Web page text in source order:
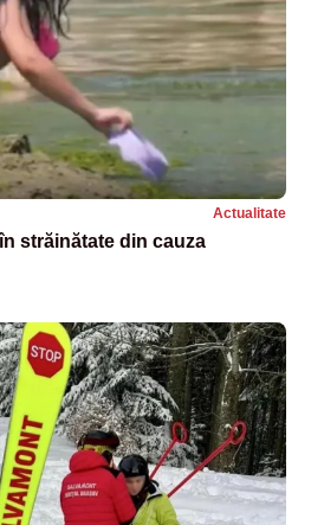
Actualitate
străinătate din cauza